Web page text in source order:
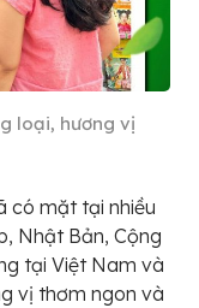
loại, hương vị
có mặt tại nhiều
Nhật Bản, Cộng
tại Việt Nam và
vị thơm ngon và